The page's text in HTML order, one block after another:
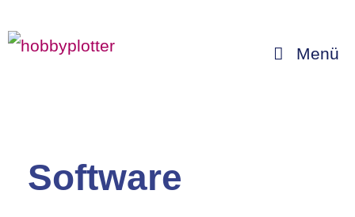
Inhalt
Menü
Software